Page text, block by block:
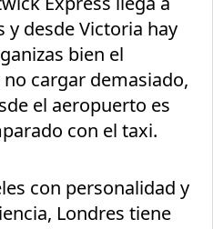
y desde Victoria hay
bien el
no cargar demasiado,
el aeropuerto es
con el taxi.
con personalidad y
Londres tiene